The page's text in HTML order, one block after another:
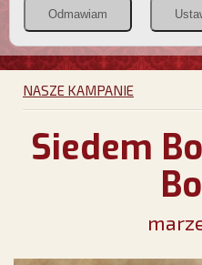
POZNAJ APOSTOLAT
NASZE KAMPANIE
Siedem
Odmawiam